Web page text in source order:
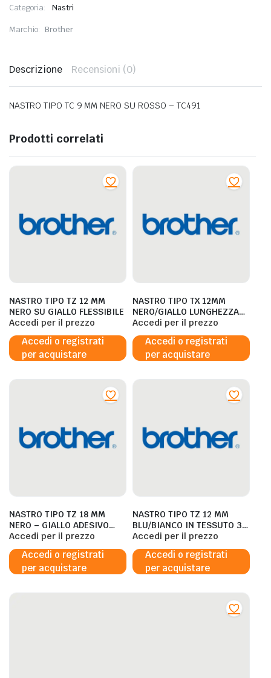
Categoria: Nastri
Marchio: Brother
Descrizione Recensioni (0)
NASTRO TIPO TC 9 MM NERO SU ROSSO – TC491
Prodotti correlati
NASTRO TIPO TZ 12 MM
NERO SU GIALLO FLESSIBILE
Accedi per il prezzo
Accedi o registrati
per acquistare
NASTRO TIPO TX 12MM
NERO/GIALLO LUNGHEZZA
15 METRI – TX641
Accedi per il prezzo
Accedi o registrati
per acquistare
NASTRO TIPO TZ 18 MM
NERO – GIALLO ADESIVO
RESISTENTE LUNGHEZZA 8
METRI – TZES641
Accedi per il prezzo
Accedi o registrati
per acquistare
NASTRO TIPO TZ 12 MM
BLU/BIANCO IN TESSUTO 3
METRI – TZEFA3
Accedi per il prezzo
Accedi o registrati
per acquistare